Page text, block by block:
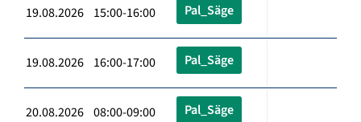
19.08.2026 15:00-16:00 Pal_Säge
19.08.2026 16:00-17:00 Pal_Säge
20.08.2026 08:00-09:00 Pal_Säge